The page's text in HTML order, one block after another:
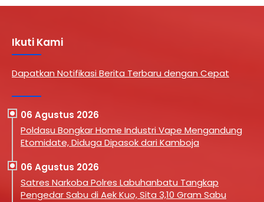
Ikuti Kami
Dapatkan Notifikasi Berita Terbaru dengan Cepat
06 Agustus 2026
Poldasu Bongkar Home Industri Vape Mengandung
Etomidate, Diduga Dipasok dari Kamboja
06 Agustus 2026
Satres Narkoba Polres Labuhanbatu Tangkap
Pengedar Sabu di Aek Kuo, Sita 3,10 Gram Sabu